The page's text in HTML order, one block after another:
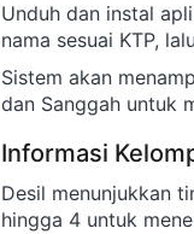
Unduh dan instal
nama sesuai KTP,
Sistem akan
dan Sanggah untuk
Informasi
Desil menunjukkan
hingga 4 untuk